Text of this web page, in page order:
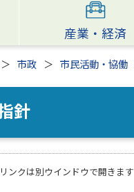
産業・経済
市政 市民活動・協働
針
ンクは別ウインドウで開きます